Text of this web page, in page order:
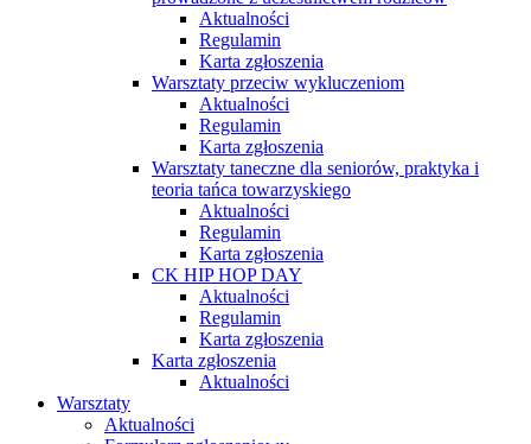
Aktualności
Regulamin
Karta zgłoszenia
Warsztaty przeciw wykluczeniom
Aktualności
Regulamin
Karta zgłoszenia
Warsztaty taneczne dla seniorów, praktyka i
teoria tańca towarzyskiego
Aktualności
Regulamin
Karta zgłoszenia
CK HIP HOP DAY
Aktualności
Regulamin
Karta zgłoszenia
Karta zgłoszenia
Aktualności
Warsztaty
Aktualności